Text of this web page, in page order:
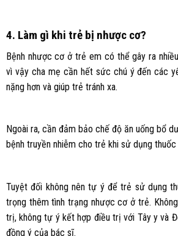
4. Làm gì khi trẻ bị nhược cơ?
Bệnh nhược cơ ở trẻ em có thể gây ra
vì vậy cha mẹ cần hết sức chú ý đến các
nặng hơn và giúp trẻ tránh xa.
Ngoài ra, cần đảm bảo chế độ ăn uống bổ
bệnh truyền nhiễm cho trẻ khi sử dụng
Tuyệt đối không nên tự ý để trẻ sử dụng
trọng thêm tình trạng nhược cơ ở trẻ.
trị, không tự ý kết hợp điều trị với Tây y và
đồng ý của bác sĩ.